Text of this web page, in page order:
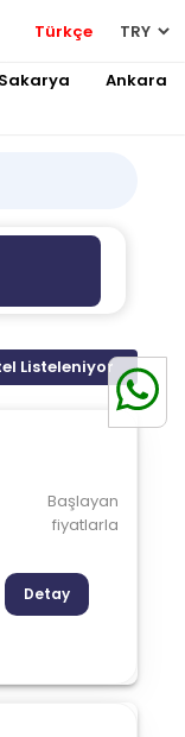
Türkçe
Sakarya Ankara
Listeleniyor
Başlayan
fiyatlarla
Detay